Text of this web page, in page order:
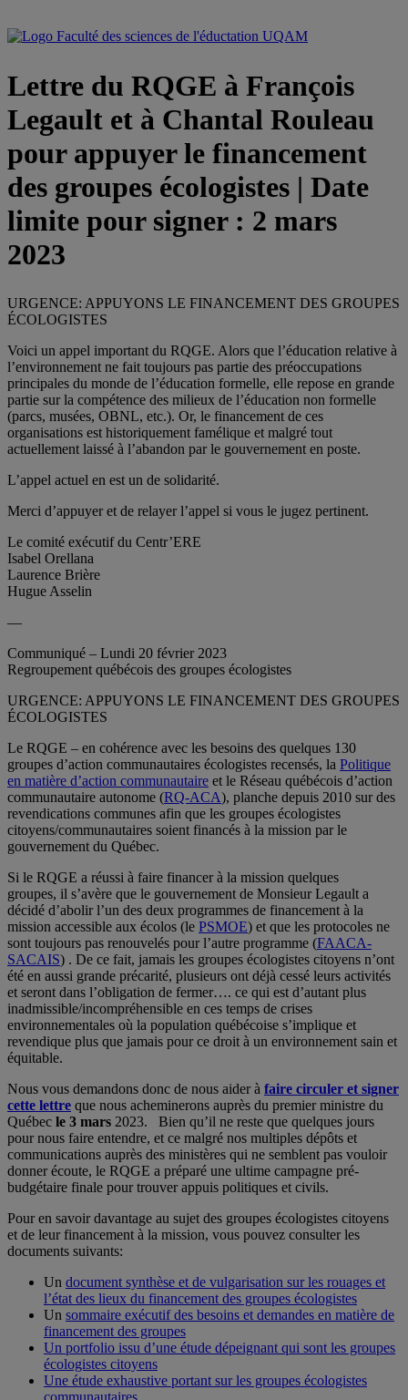
Lettre du RQGE à François
Legault et à Chantal Rouleau
pour appuyer le financement
des groupes écologistes | Date
limite pour signer : 2 mars
2023
URGENCE: APPUYONS LE FINANCEMENT DES GROUPES
ÉCOLOGISTES
Voici un appel important du RQGE. Alors que l’éducation relative à
l’environnement ne fait toujours pas partie des préoccupations
principales du monde de l’éducation formelle, elle repose en grande
partie sur la compétence des milieux de l’éducation non formelle
(parcs, musées, OBNL, etc.). Or, le financement de ces
organisations est historiquement famélique et malgré tout
actuellement laissé à l’abandon par le gouvernement en poste.
L’appel actuel en est un de solidarité.
Merci d’appuyer et de relayer l’appel si vous le jugez pertinent.
Le comité exécutif du Centr’ERE
Isabel Orellana
Laurence Brière
Hugue Asselin
—
Communiqué – Lundi 20 février 2023
Regroupement québécois des groupes écologistes
URGENCE: APPUYONS LE FINANCEMENT DES GROUPES
ÉCOLOGISTES
Le RQGE – en cohérence avec les besoins des quelques 130
groupes d’action communautaires écologistes recensés, la Politique
en matière d’action communautaire et le Réseau québécois d’action
communautaire autonome (RQ-ACA), planche depuis 2010 sur des
revendications communes afin que les groupes écologistes
citoyens/communautaires soient financés à la mission par le
gouvernement du Québec.
Si le RQGE a réussi à faire financer à la mission quelques
groupes, il s’avère que le gouvernement de Monsieur Legault a
décidé d’abolir l’un des deux programmes de financement à la
mission accessible aux écolos (le PSMOE) et que les protocoles ne
sont toujours pas renouvelés pour l’autre programme (FAACA-
SACAIS) . De ce fait, jamais les groupes écologistes citoyens n’ont
été en aussi grande précarité, plusieurs ont déjà cessé leurs activités
et seront dans l’obligation de fermer…. ce qui est d’autant plus
inadmissible/incompréhensible en ces temps de crises
environnementales où la population québécoise s’implique et
revendique plus que jamais pour ce droit à un environnement sain et
équitable.
Nous vous demandons donc de nous aider à faire circuler et signer
cette lettre que nous acheminerons auprès du premier ministre du
Québec le 3 mars 2023. Bien qu’il ne reste que quelques jours
pour nous faire entendre, et ce malgré nos multiples dépôts et
communications auprès des ministères qui ne semblent pas vouloir
donner écoute, le RQGE a préparé une ultime campagne pré-
budgétaire finale pour trouver appuis politiques et civils.
Pour en savoir davantage au sujet des groupes écologistes citoyens
et de leur financement à la mission, vous pouvez consulter les
documents suivants:
Un document synthèse et de vulgarisation sur les rouages et
l’état des lieux du financement des groupes écologistes
Un sommaire exécutif des besoins et demandes en matière de
financement des groupes
Un portfolio issu d’une étude dépeignant qui sont les groupes
écologistes citoyens
Une étude exhaustive portant sur les groupes écologistes
communautaires